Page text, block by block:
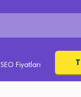
SEO Fiyatları